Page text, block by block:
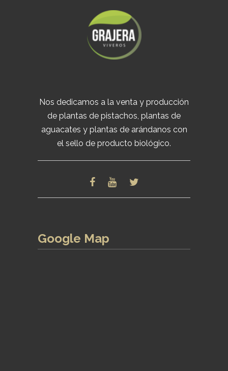
Nos dedicamos a la venta y producción
de plantas de pistachos, plantas de
aguacates y plantas de arándanos con
el sello de producto biológico.
Google Map